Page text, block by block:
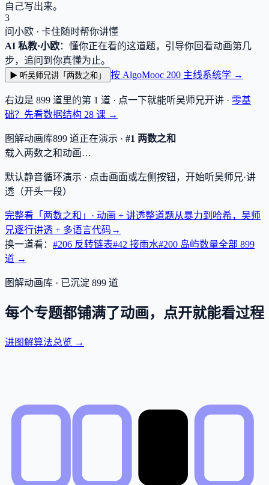
自己写出来。
3
问小欧 · 卡住随时帮你讲懂
AI 私教·小欧：懂你正在看的这道题，引导你回看动画第几
步，追问到你真懂为止。
▶ 听吴师兄讲「两数之和」 按 AlgoMooc 200 主线系统学 →
右边是 899 道里的第 1 道 · 点一下就能听吴师兄开讲 · 零基
础？先看数据结构 28 课 →
图解动画库899 道正在演示 · #1 两数之和
载入两数之和动画…
默认静音循环演示 · 点击画面或左侧按钮，开始听吴师兄·讲
透（开头一段）
完整看「两数之和」· 动画 + 讲透整道题从暴力到哈希，吴师
兄逐行讲透 + 多语言代码 →
换一道看： #206 反转链表#42 接雨水#200 岛屿数量全部 899
道 →
图解动画库 · 已沉淀 899 道
每个专题都铺满了动画，点开就能看过程
进图解算法总览 →